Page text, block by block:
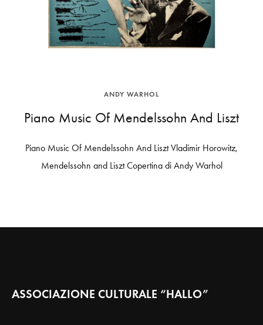
ANDY WARHOL
Piano Music Of Mendelssohn And Liszt
Piano Music Of Mendelssohn And Liszt Vladimir Horowitz,
Mendelssohn and Liszt Copertina di Andy Warhol
ASSOCIAZIONE CULTURALE “HALLO”